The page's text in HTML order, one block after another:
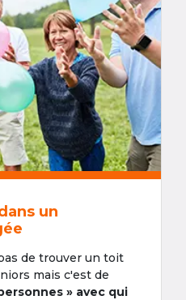
un
de trouver un toit
mais c'est de
» avec qui